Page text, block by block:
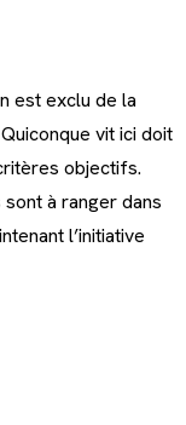
est exclu de la
vit ici doit
objectifs.
à ranger dans
l’initiative